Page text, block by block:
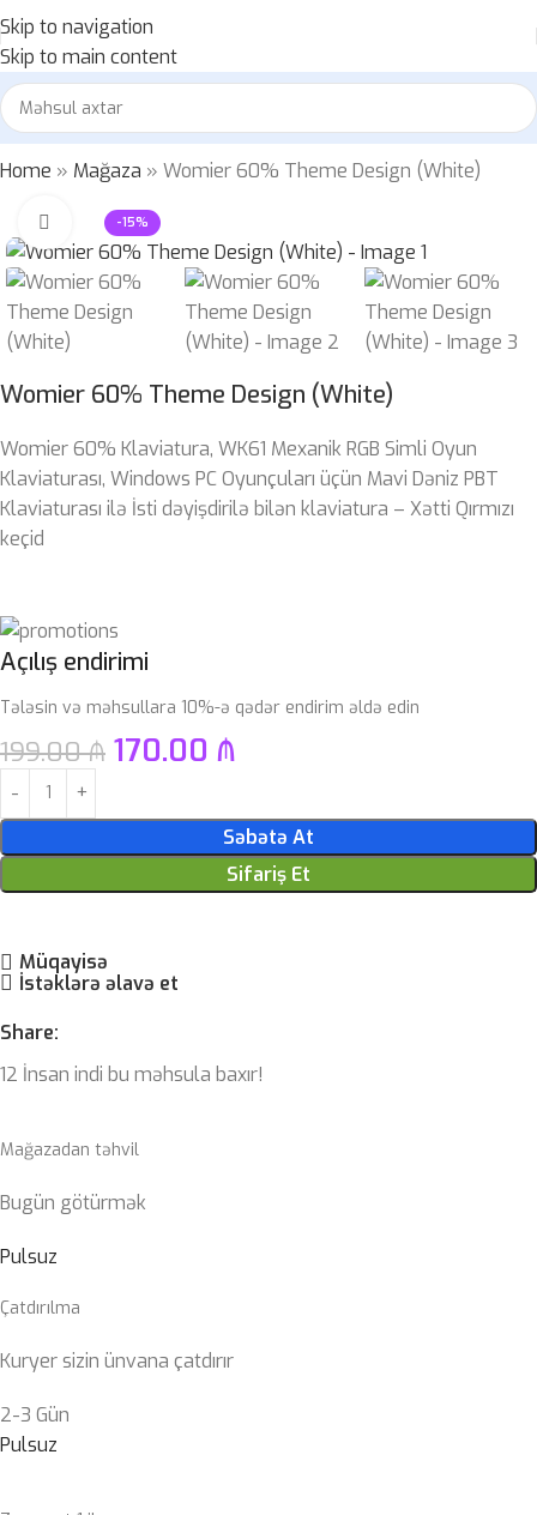
Skip to navigation
Skip to main content
Home » Mağaza » Womier 60% Theme Design (White)
-15%
Böyütmək üçün klikləyin
Womier 60% Theme Design (White)
Womier 60% Klaviatura, WK61 Mexanik RGB Simli Oyun
Klaviaturası, Windows PC Oyunçuları üçün Mavi Dəniz PBT
Klaviaturası ilə İsti dəyişdirilə bilən klaviatura – Xətti Qırmızı
keçid
Açılış endirimi
Tələsin və məhsullara 10%-ə qədər endirim əldə edin
199.00₼ 170.00 ₼
Səbətə At
Sifariş Et
Müqayisə
İstəklərə əlavə et
Share:
12 İnsan indi bu məhsula baxır!
Mağazadan təhvil
Bugün götürmək
Pulsuz
Çatdırılma
Kuryer sizin ünvana çatdırır
2-3 Gün
Pulsuz